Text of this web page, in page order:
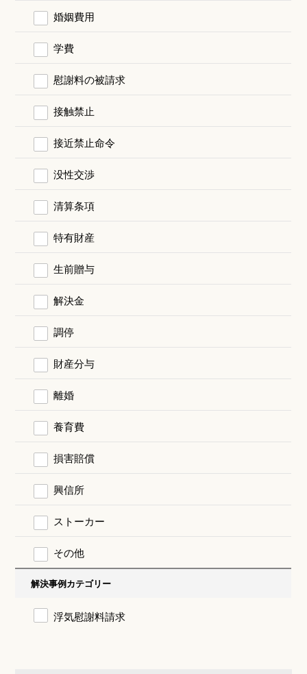
婚姻費用
学費
慰謝料の被請求
接触禁止
接近禁止命令
没性交渉
清算条項
特有財産
生前贈与
解決金
調停
財産分与
離婚
養育費
損害賠償
興信所
ストーカー
その他
解決事例カテゴリー
浮気慰謝料請求